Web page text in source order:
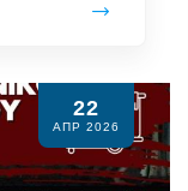
22
ΑΠΡ 2026